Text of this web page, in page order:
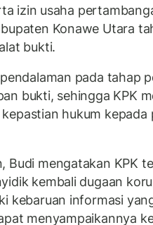
izin usaha
Konawe Utara
bukti.
pada tahap
bukti, sehingga KPK
hukum
Budi mengatakan KPK
kembali dugaan
kebaruan informasi
menyampaikannya